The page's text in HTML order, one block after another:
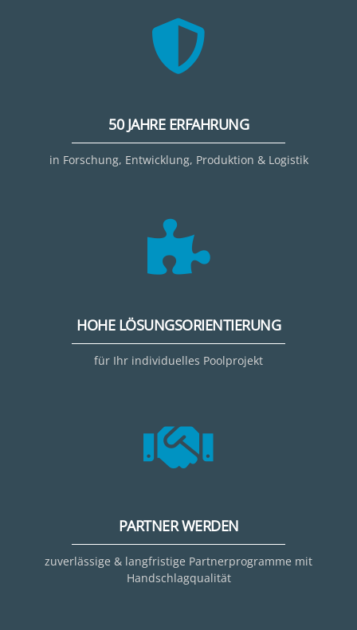
50 JAHRE ERFAHRUNG
in Forschung, Entwicklung, Produktion & Logistik
HOHE LÖSUNGSORIENTIERUNG
für Ihr individuelles Poolprojekt
PARTNER WERDEN
zuverlässige & langfristige Partnerprogramme mit
Handschlagqualität